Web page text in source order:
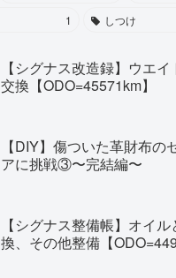
1 しつけ
【シグナス改造録】ウエ
交換【ODO=45571km】
【DIY】傷ついた革財布の
アに挑戦③〜完結編〜
【シグナス整備帳】オイ
換、その他整備【